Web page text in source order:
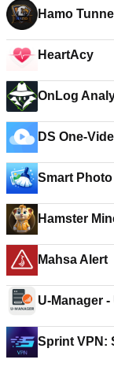
Hamo
HeartAcy
OnLog
DS One-
Smart
Mahsa Alert
U-Manager